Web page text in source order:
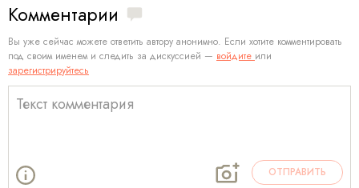
Комментарии
Вы уже сейчас можете ответить автору анонимно. Если хотите комментировать
под своим именем и следить за дискуссией — войдите или
зарегистрируйтесь
ОТПРАВИТЬ